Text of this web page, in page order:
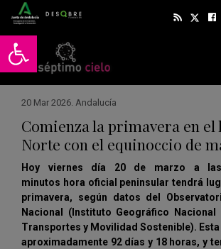
Abrir barra de herramientas
20 Mar 2026. Andalucía
Comienza la primavera en
Norte con el equinoccio de
Hoy viernes día
20 de marzo a
minutos hora oficial peninsular tendrá
primavera, según datos del
Nacional (Instituto Geográfico
Transportes y Movilidad Sostenible).
aproximadamente 92 días y 18 horas, y